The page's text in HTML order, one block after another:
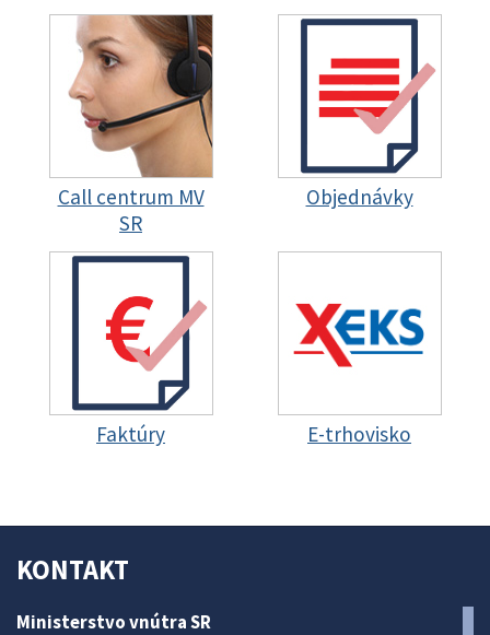
Call centrum MV
SR
Objednávky
Faktúry E-trhovisko
KONTAKT
Ministerstvo vnútra SR